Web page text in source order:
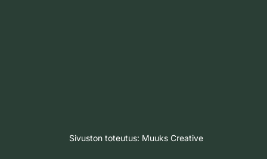
Sivuston toteutus: Muuks Creative